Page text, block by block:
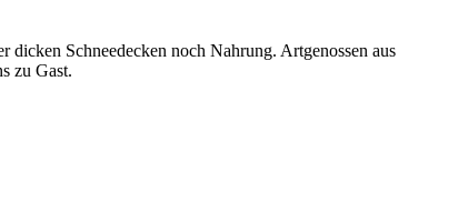
dicken Schneedecken noch Nahrung. Artgenossen aus
zu Gast.